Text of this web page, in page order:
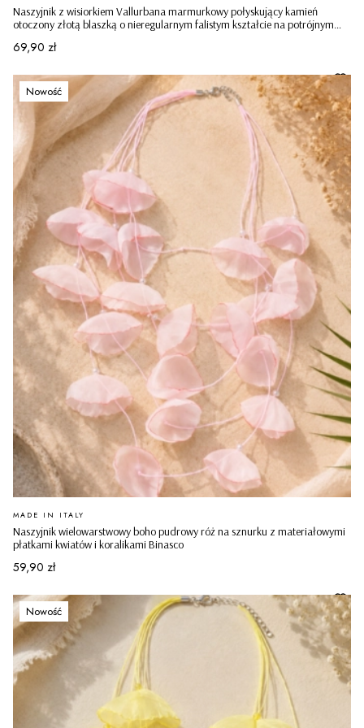
Naszyjnik z wisiorkiem Vallurbana marmurkowy połyskujący kamień
otoczony złotą blaszką o nieregularnym falistym kształcie na potrójnym
Cena
69,90 zł
Nowość
Naszyjnik wielowarstwowy boho pudrowy róż na sznurku z materiałowymi
płatkami kwiatów i koralikami Binasco
PRODUCENT
MADE IN ITALY
Cena
59,90 zł
Nowość